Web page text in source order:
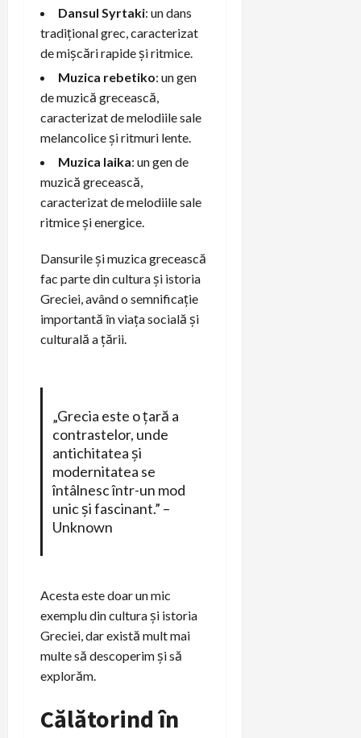
Dansul Syrtaki: un dans
tradițional grec, caracterizat
de mișcări rapide și ritmice.
Muzica rebetiko: un gen
de muzică grecească,
caracterizat de melodiile sale
melancolice și ritmuri lente.
Muzica laika: un gen de
muzică grecească,
caracterizat de melodiile sale
ritmice și energice.
Dansurile și muzica grecească
fac parte din cultura și istoria
Greciei, având o semnificație
importantă în viața socială și
culturală a țării.
„Grecia este o țară a
contrastelor, unde
antichitatea și
modernitatea se
întâlnesc într-un mod
unic și fascinant.” –
Unknown
Acesta este doar un mic
exemplu din cultura și istoria
Greciei, dar există mult mai
multe să descoperim și să
explorăm.
Călătorind în